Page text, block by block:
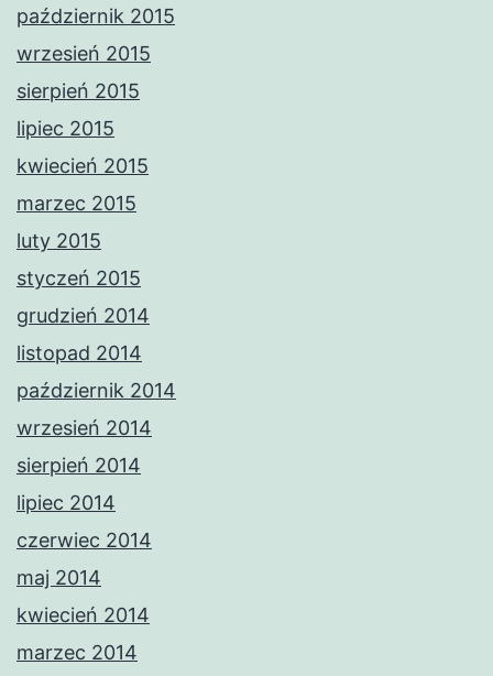
październik 2015
wrzesień 2015
sierpień 2015
lipiec 2015
kwiecień 2015
marzec 2015
luty 2015
styczeń 2015
grudzień 2014
listopad 2014
październik 2014
wrzesień 2014
sierpień 2014
lipiec 2014
czerwiec 2014
maj 2014
kwiecień 2014
marzec 2014